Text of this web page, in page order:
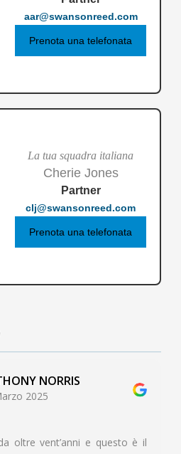
aar@swansonreed.com
Prenota una telefonata
La tua squadra italiana
Cherie Jones
Partner
clj@swansonreed.com
Prenota una telefonata
NORRIS
2025
oltre vent’anni e questo è il